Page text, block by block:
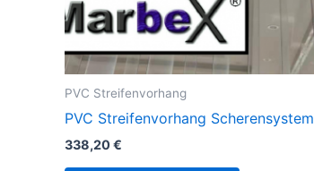
PVC Streifenvorhang
PVC Streifenvorhang Scherensystem
338,20€